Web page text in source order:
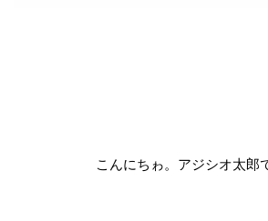
こんにちゎ。アジシオ太郎